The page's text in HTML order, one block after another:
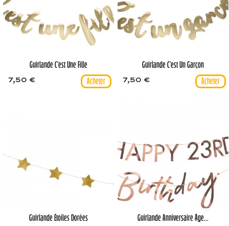
Guirlande C'est Une Fille
7,50 €
Guirlande C'est Un Garçon
7,50 €
Guirlande Étoiles Dorées Guirlande Anniversaire Âge...